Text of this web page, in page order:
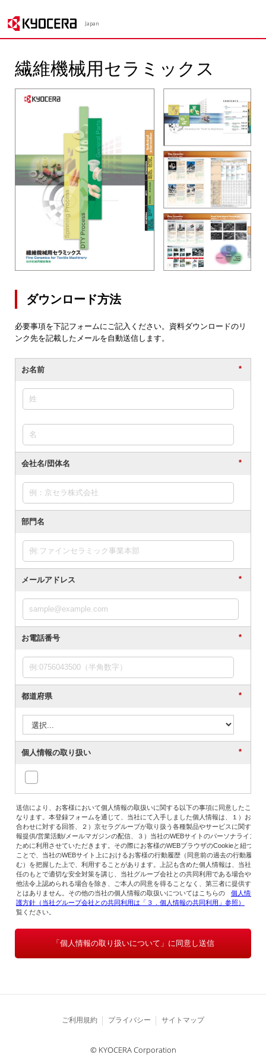
Japan
繊維機械用セラミックス
ダウンロード方法
必要事項を下記フォームにご記入ください。資料ダウンロードのリ
ンク先を記載したメールを自動送信します。
*
お名前
*
会社名/団体名
部門名
*
メールアドレス
*
お電話番号
*
都道府県
*
個人情報の取り扱い
送信により、お客様において個人情報の取扱いに関する以下の事項に同意したことと
なります。本登録フォームを通じて、当社にて入手しました個人情報は、１）お問い
合わせに対する回答、２）京セラグループが取り扱う各種製品やサービスに関する情
報提供/営業活動/メールマガジンの配信、３）当社のWEBサイトのパーソナライズの
ために利用させていただきます。その際にお客様のWEBブラウザのCookieと紐づける
ことで、当社のWEBサイト上におけるお客様の行動履歴（同意前の過去の行動履歴含
む）を把握した上で、利用することがあります。上記も含めた個人情報は、当社の責
任のもとで適切な安全対策を講じ、当社グループ会社との共同利用である場合やその
他法令上認められる場合を除き、ご本人の同意を得ることなく、第三者に提供するこ
とはありません。その他の当社の個人情報の取扱いについてはこちらの
個人情報保
護方針（当社グループ会社との共同利用は「３．個人情報の共同利用」参照）
覧ください。
「個人情報の取り扱いについて」に同意し送信
ご利用規約 プライバシー サイトマップ
© KYOCERA Corporation